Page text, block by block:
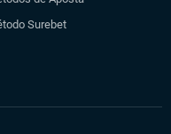
Surebet